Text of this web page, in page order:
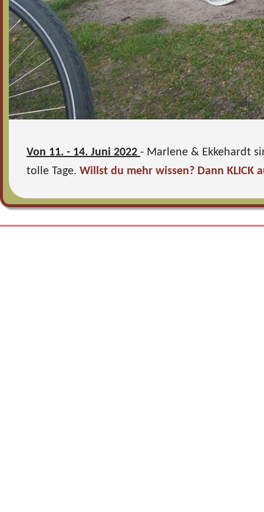
Von 11. - 14. Juni 2022 - Marlene & Ekkehardt
tolle Tage. Willst du mehr wissen? Dann KLICK